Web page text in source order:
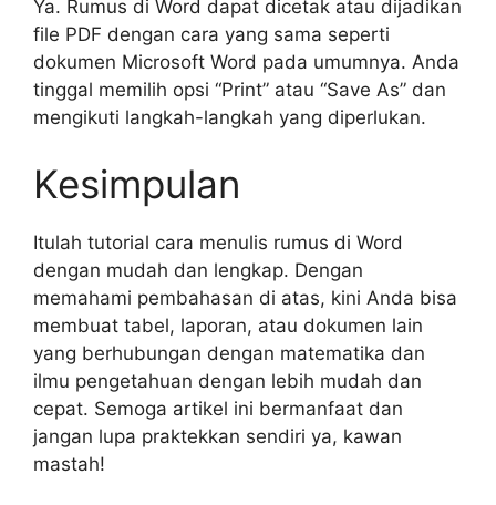
Ya. Rumus di Word dapat dicetak atau dijadikan
file PDF dengan cara yang sama seperti
dokumen Microsoft Word pada umumnya. Anda
tinggal memilih opsi “Print” atau “Save As” dan
mengikuti langkah-langkah yang diperlukan.
Kesimpulan
Itulah tutorial cara menulis rumus di Word
dengan mudah dan lengkap. Dengan
memahami pembahasan di atas, kini Anda bisa
membuat tabel, laporan, atau dokumen lain
yang berhubungan dengan matematika dan
ilmu pengetahuan dengan lebih mudah dan
cepat. Semoga artikel ini bermanfaat dan
jangan lupa praktekkan sendiri ya, kawan
mastah!